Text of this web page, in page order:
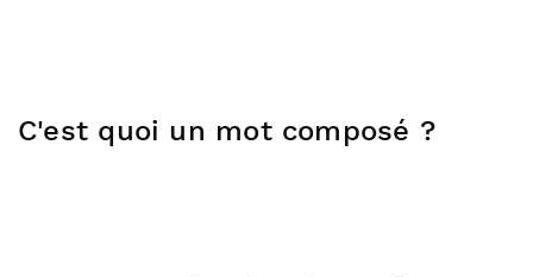
C'est quoi un mot composé ?